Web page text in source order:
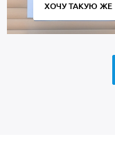
ХОЧУ ТАКУЮ ЖЕ